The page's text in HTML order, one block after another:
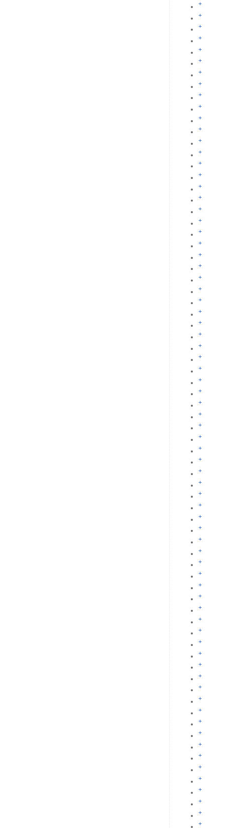
+
+
+
+
+
+
+
+
+
+
+
+
+
+
+
+
+
+
+
+
+
+
+
+
+
+
+
+
+
+
+
+
+
+
+
+
+
+
+
+
+
+
+
+
+
+
+
+
+
+
+
+
+
+
+
+
+
+
+
+
+
+
+
+
+
+
+
+
+
+
+
+
+